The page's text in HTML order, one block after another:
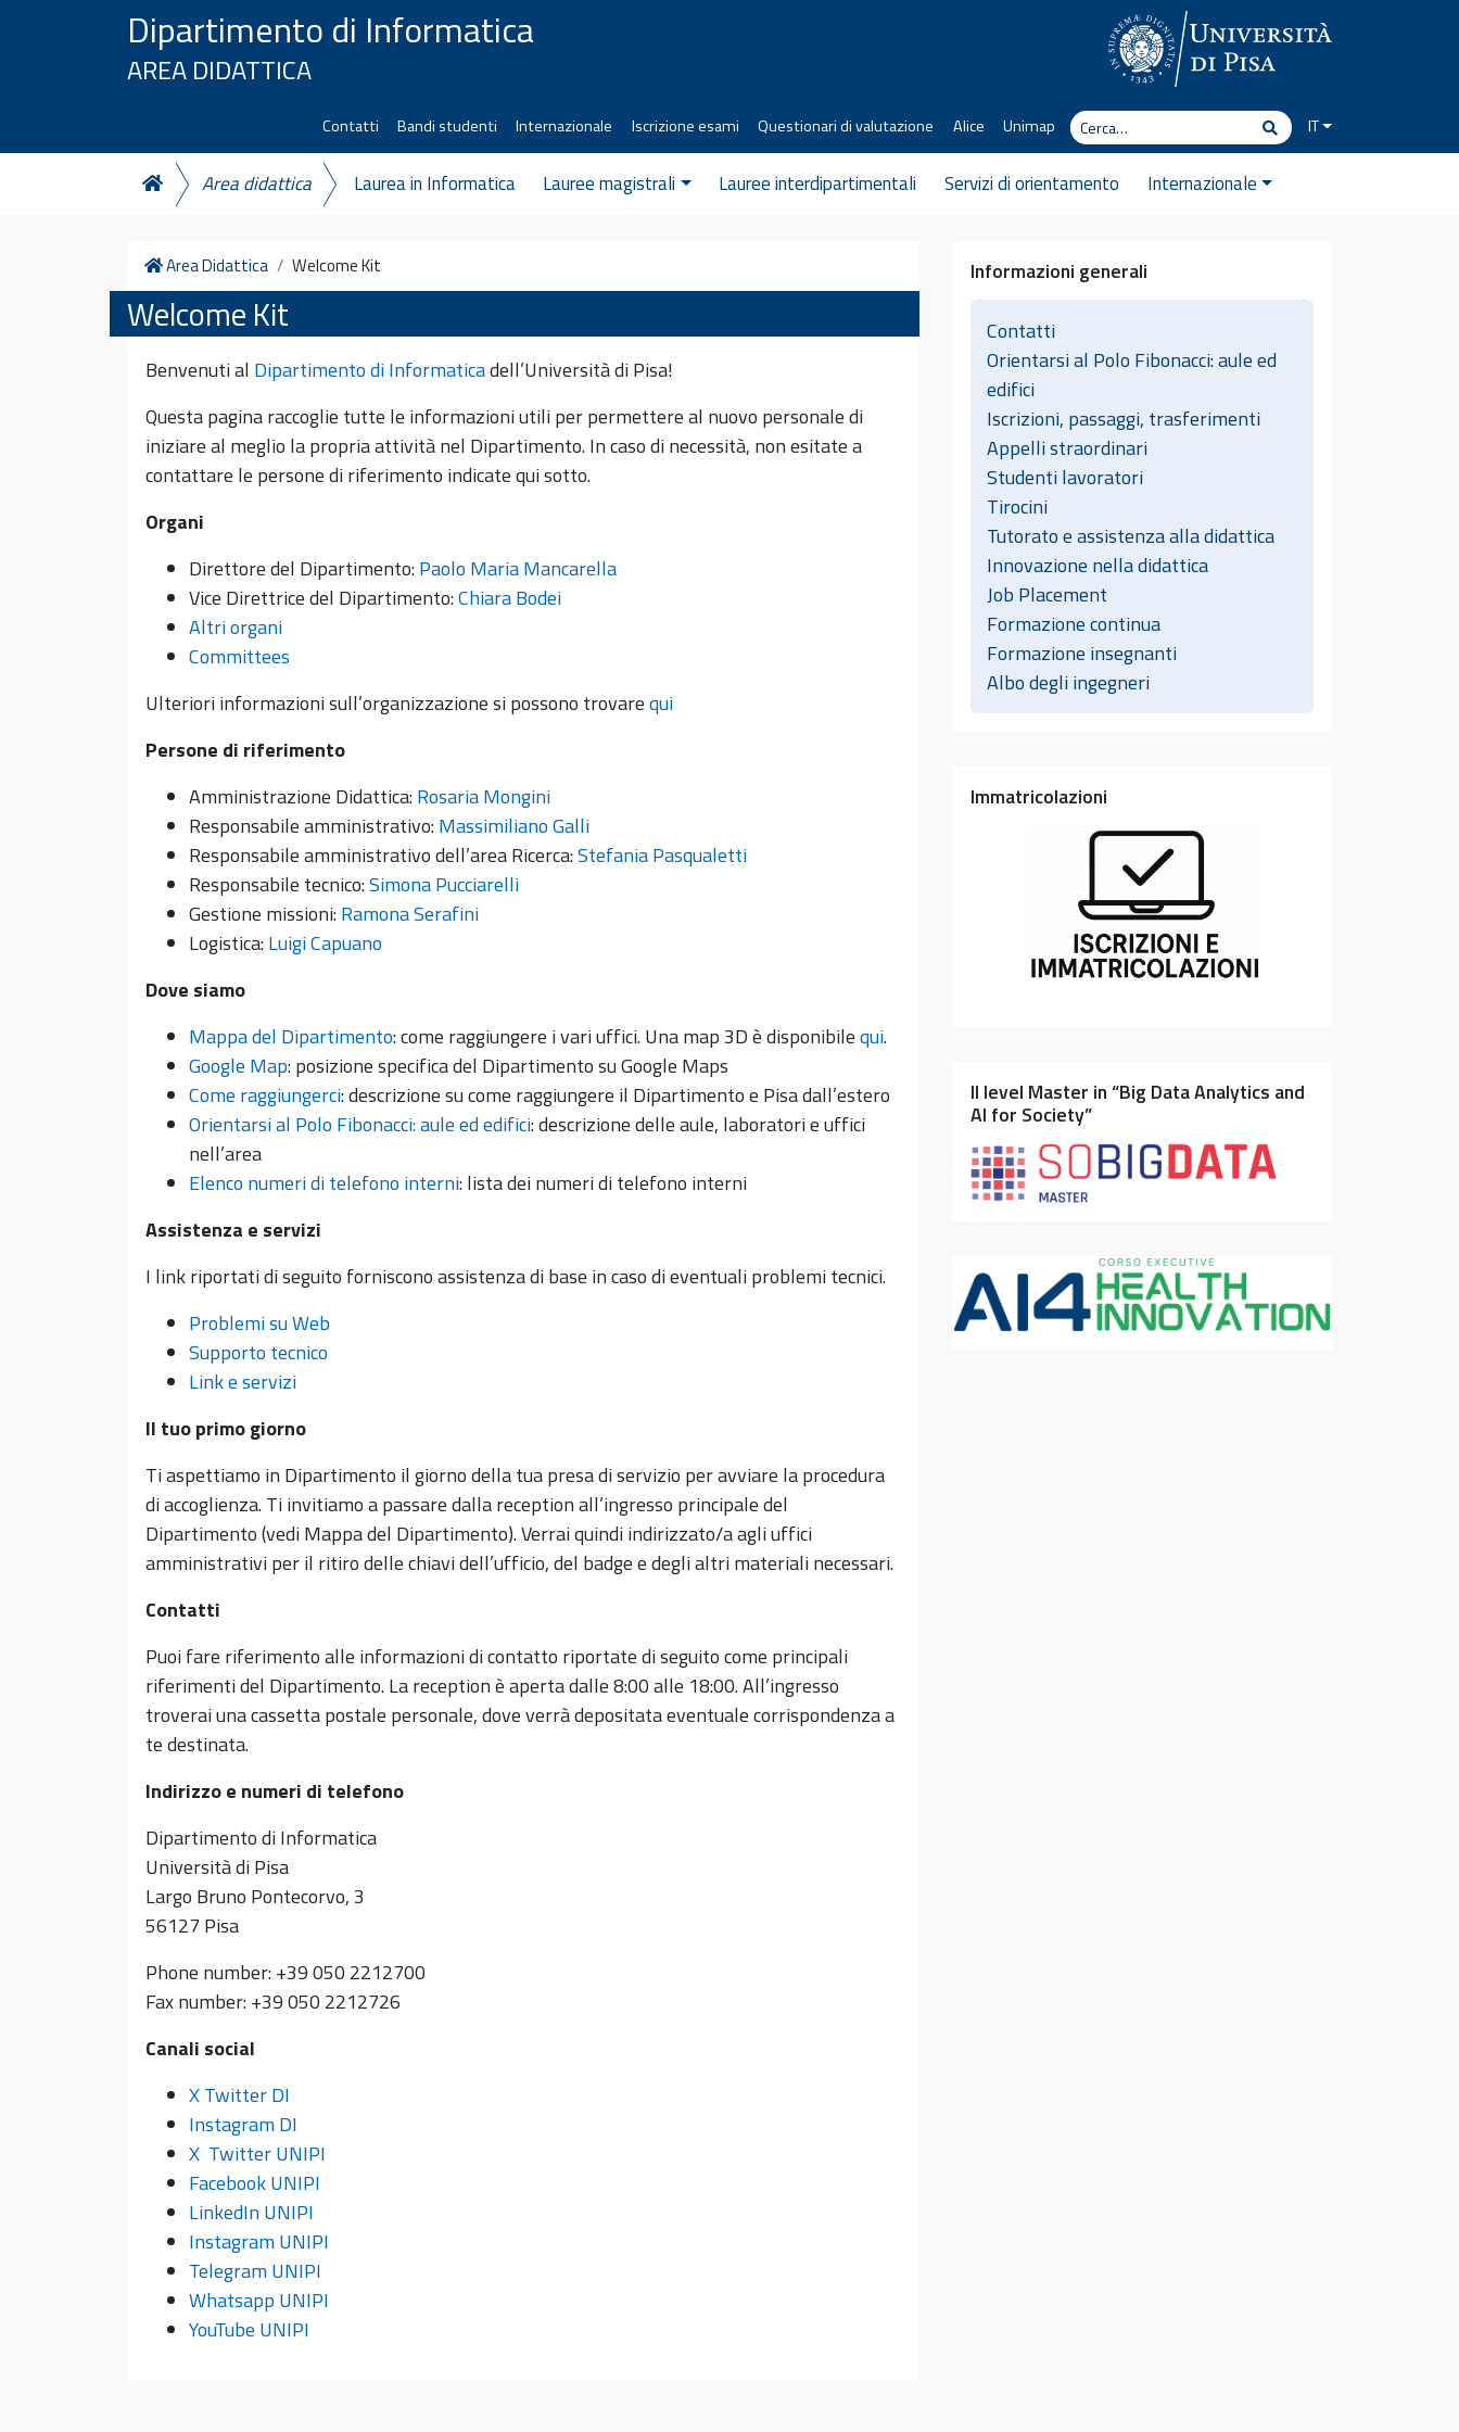
Vai al contenutoDipartimento di Informatica
AREA DIDATTICA
Contatti Bandi studenti Internazionale Iscrizione esami Questionari di valutazione Alice Unimap
Cerca
CercaIT
Area didattica Laurea in Informatica Lauree magistrali Lauree interdipartimentali Servizi di orientamento Internazionale
Home
Area Didattica Welcome Kit
Welcome Kit
Benvenuti al Dipartimento di Informaticadell’Università di Pisa!
Questa pagina raccoglie tutte le informazioni utili per permettere al nuovo personale di
iniziare al meglio la propria attività nel Dipartimento. In caso di necessità, non esitate a
contattare le persone di riferimento indicate qui sotto.
Organi
Direttore del Dipartimento:Paolo Maria Mancarella
Vice Direttrice del Dipartimento:Chiara Bodei
Altri organi
Committees
Ulteriori informazioni sull’organizzazione si possono trovarequi
Persone di riferimento
Amministrazione Didattica:Rosaria Mongini
Responsabile amministrativo:Massimiliano Galli
Responsabile amministrativo dell’area Ricerca:Stefania Pasqualetti
Responsabile tecnico:Simona Pucciarelli
Gestione missioni:Ramona Serafini
Logistica:Luigi Capuano
Dove siamo
Mappa del Dipartimento: come raggiungere i vari uffici. Una map 3D è disponibilequi.
Google Map: posizione specifica del Dipartimento su Google Maps
Come raggiungerci: descrizione su come raggiungere il Dipartimento e Pisa dall’estero
Orientarsi al Polo Fibonacci: aule ed edifici: descrizione delle aule, laboratori e uffici
nell’area
Elenco numeri di telefono interni: lista dei numeri di telefono interni
Assistenza e servizi
I link riportati di seguito forniscono assistenza di base in caso di eventuali problemi tecnici.
Problemi su Web
Supporto tecnico
Link e servizi
Il tuo primo giorno
Ti aspettiamo in Dipartimento il giorno della tua presa di servizio per avviare la procedura
di accoglienza. Ti invitiamo a passare dalla reception all’ingresso principale del
Dipartimento (vedi Mappa del Dipartimento). Verrai quindi indirizzato/a agli uffici
amministrativi per il ritiro delle chiavi dell’ufficio, del badge e degli altri materiali necessari.
Contatti
Puoi fare riferimento alle informazioni di contatto riportate di seguito come principali
riferimenti del Dipartimento. La reception è aperta dalle 8:00 alle 18:00. All’ingresso
troverai una cassetta postale personale, dove verrà depositata eventuale corrispondenza a
te destinata.
Indirizzo e numeri di telefono
Dipartimento di Informatica
Università di Pisa
Largo Bruno Pontecorvo, 3
56127 Pisa
Phone number: +39 050 2212700
Fax number: +39 050 2212726
Canali social
X Twitter DI
Instagram DI
X Twitter UNIPI
Facebook UNIPI
LinkedIn UNIPI
Instagram UNIPI
Telegram UNIPI
Whatsapp UNIPI
YouTube UNIPI
Informazioni generali
Contatti
Orientarsi al Polo Fibonacci: aule ed
edifici
Iscrizioni, passaggi, trasferimenti
Appelli straordinari
Studenti lavoratori
Tirocini
Tutorato e assistenza alla didattica
Innovazione nella didattica
Job Placement
Formazione continua
Formazione insegnanti
Albo degli ingegneri
Immatricolazioni
II level Master in “Big Data Analytics and
AI for Society”